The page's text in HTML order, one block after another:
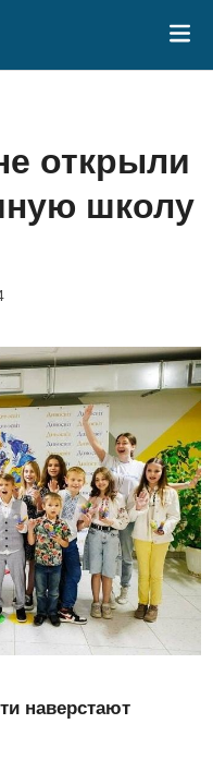
открыли
школу
наверстают